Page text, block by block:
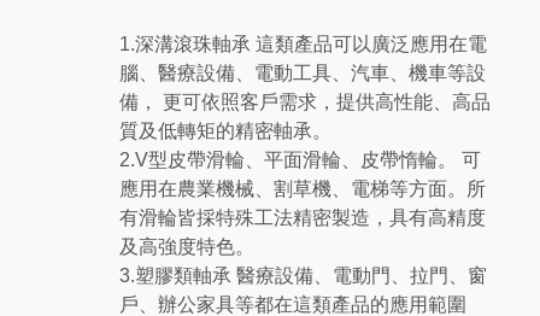
1.深溝滾珠軸承 這類產品可以廣泛應用在電
腦、醫療設備、電動工具、汽車、機車等設
備， 更可依照客戶需求，提供高性能、高品
質及低轉矩的精密軸承。
2.V型皮帶滑輪、平面滑輪、皮帶惰輪。 可
應用在農業機械、割草機、電梯等方面。所
有滑輪皆採特殊工法精密製造，具有高精度
及高強度特色。
3.塑膠類軸承 醫療設備、電動門、拉門、窗
戶、辦公家具等都在這類產品的應用範圍